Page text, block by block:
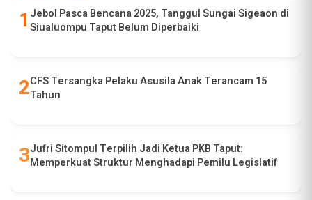
Jebol Pasca Bencana 2025, Tanggul Sungai Sigeaon di
Siualuompu Taput Belum Diperbaiki
CFS Tersangka Pelaku Asusila Anak Terancam 15
Tahun
Jufri Sitompul Terpilih Jadi Ketua PKB Taput:
Memperkuat Struktur Menghadapi Pemilu Legislatif